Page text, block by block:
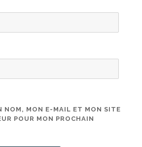
NOM, MON E-MAIL ET MON SITE
POUR MON PROCHAIN